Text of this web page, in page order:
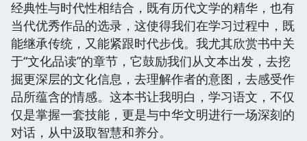
经典性与时代性相结合，既有历代文学的精华，也有
当代优秀作品的选录，这使得我们在学习过程中，既
能继承传统，又能紧跟时代步伐。我尤其欣赏书中关
于“文化品读”的章节，它鼓励我们从文本出发，去挖
掘更深层的文化信息，去理解作者的意图，去感受作
品所蕴含的情感。这本书让我明白，学习语文，不仅
仅是掌握一套技能，更是与中华文明进行一场深刻的
对话，从中汲取智慧和养分。